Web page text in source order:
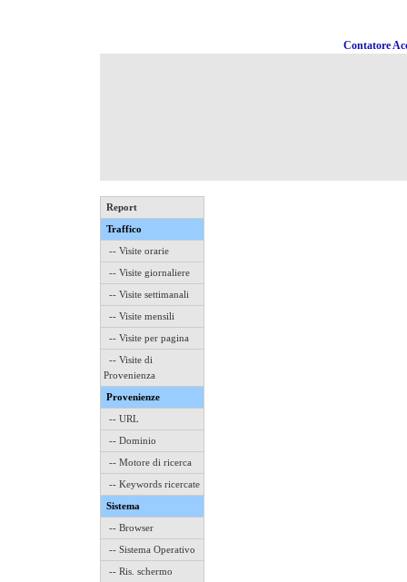
Contatore
Report
Traffico
-- Visite orarie
-- Visite giornaliere
-- Visite settimanali
-- Visite mensili
-- Visite per pagina
-- Visite di
Provenienza
Provenienze
-- URL
-- Dominio
-- Motore di ricerca
-- Keywords ricercate
Sistema
-- Browser
-- Sistema Operativo
-- Ris. schermo